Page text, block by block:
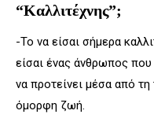
“Καλλιτέχνης”;
-Το να είσαι σήμερα
είσαι ένας άνθρωπος που
να προτείνει μέσα από τη
όμορφη ζωή.